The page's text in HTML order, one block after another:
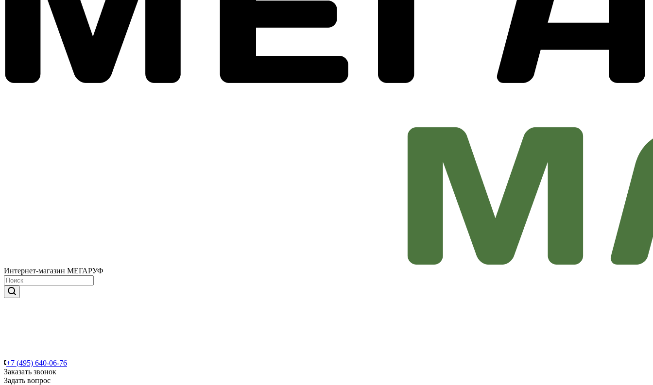
Интернет-магазин МЕГАРУФ
+7 (495) 640-06-76
Заказать звонок
Задать вопрос